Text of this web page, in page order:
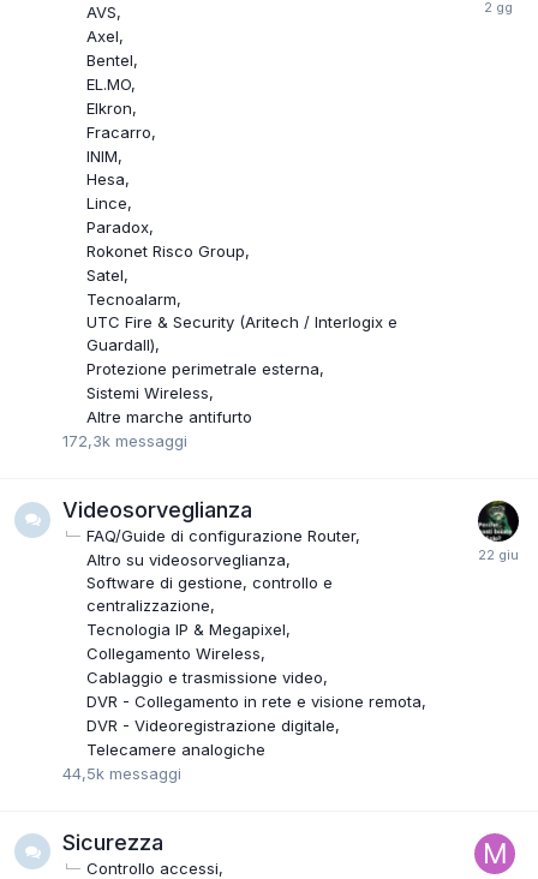
AVS
Axel
Bentel
EL.MO
Elkron
Fracarro
INIM
Hesa
Lince
Paradox
Rokonet Risco Group
Satel
Tecnoalarm
UTC Fire & Security (Aritech / Interlogix e
Guardall)
Protezione perimetrale esterna
Sistemi Wireless
Altre marche antifurto
172,3k messaggi
Videosorveglianza
FAQ/Guide di configurazione Router
Altro su videosorveglianza
Software di gestione, controllo e
centralizzazione
Tecnologia IP & Megapixel
Collegamento Wireless
Cablaggio e trasmissione video
DVR - Collegamento in rete e visione remota
DVR - Videoregistrazione digitale
Telecamere analogiche
44,5k messaggi
Sicurezza
Controllo accessi